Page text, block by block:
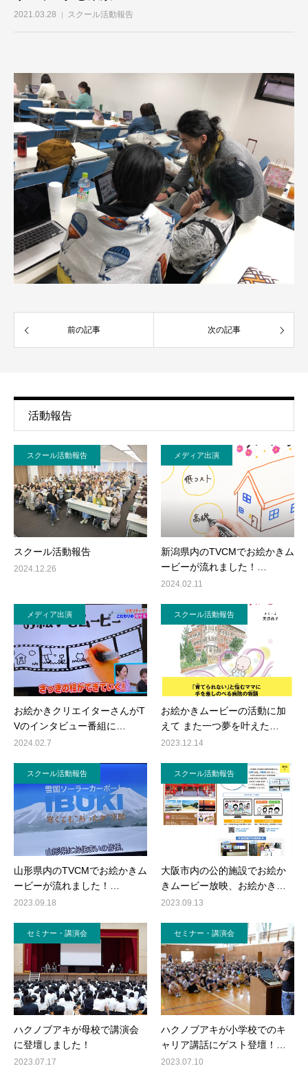
2021.03.28 スクール活動報告
前の記事 次の記事
活動報告
スクール活動報告
スクール活動報告
2024.12.26
メディア出演
新潟県内のTVCMでお絵かきム
ービーが流れました！…
2024.02.11
メディア出演
お絵かきクリエイターさんがT
Vのインタビュー番組に…
2024.02.7
スクール活動報告
お絵かきムービーの活動に加
えて また一つ夢を叶えた…
2023.12.14
スクール活動報告
山形県内のTVCMでお絵かきム
ービーが流れました！…
2023.09.18
スクール活動報告
大阪市内の公的施設でお絵か
きムービー放映、お絵かき…
2023.09.13
セミナー・講演会
ハクノブアキが母校で講演会
に登壇しました！
2023.07.17
セミナー・講演会
ハクノブアキが小学校でのキ
ャリア講話にゲスト登壇！…
2023.07.10